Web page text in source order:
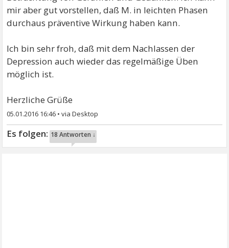
mir aber gut vorstellen, daß M. in leichten Phasen
durchaus präventive Wirkung haben kann.
Ich bin sehr froh, daß mit dem Nachlassen der
Depression auch wieder das regelmäßige Üben
möglich ist.
Herzliche Grüße
05.01.2016 16:46 •
18 Antworten ↓